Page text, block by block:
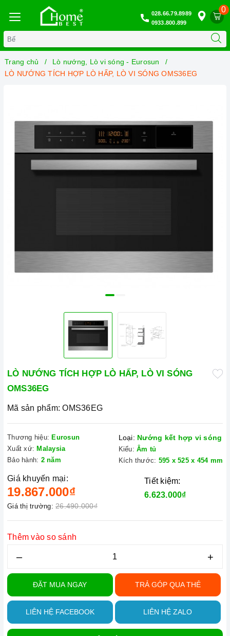
0
028.66.79.8989
0933.800.899
Trang chủ
Lò nướng, Lò vi sóng - Eurosun
LÒ NƯỚNG TÍCH HỢP LÒ HẤP, LÒ VI SÓNG OMS36EG
LÒ NƯỚNG TÍCH HỢP LÒ HẤP, LÒ VI SÓNG
OMS36EG
Mã sản phẩm: OMS36EG
Thương hiệu: Eurosun
Xuất xứ: Malaysia
Bảo hành: 2 năm
Loại: Nướng kết hợp vi sóng
Kiểu: Âm tủ
Kích thước: 595 x 525 x 454 mm
Giá khuyến mại:
19.867.000₫
Giá thị trường: 26.490.000₫
Tiết kiệm:
6.623.000₫
Thêm vào so sánh
– +
ĐẶT MUA NGAY TRẢ GÓP QUA THẺ
LIÊN HỆ FACEBOOK LIÊN HỆ ZALO